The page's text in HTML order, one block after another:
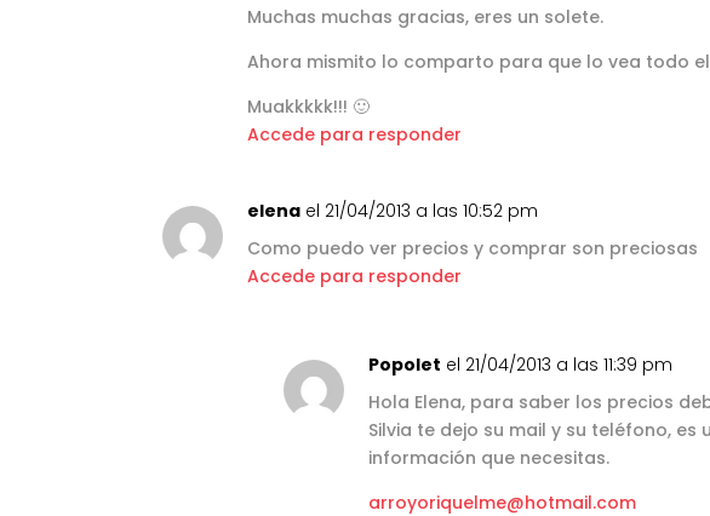
Muchas muchas gracias, eres un solete.
Ahora mismito lo comparto para que lo vea todo
Muakkkkk!!! 🙂
Accede para responder
elena el 21/04/2013 a las 10:52 pm
Como puedo ver precios y comprar son preciosas
Accede para responder
Popolet el 21/04/2013 a las 11:39 pm
Hola Elena, para saber los precios
Silvia te dejo su mail y su teléfono,
información que necesitas.
arroyoriquelme@hotmail.com